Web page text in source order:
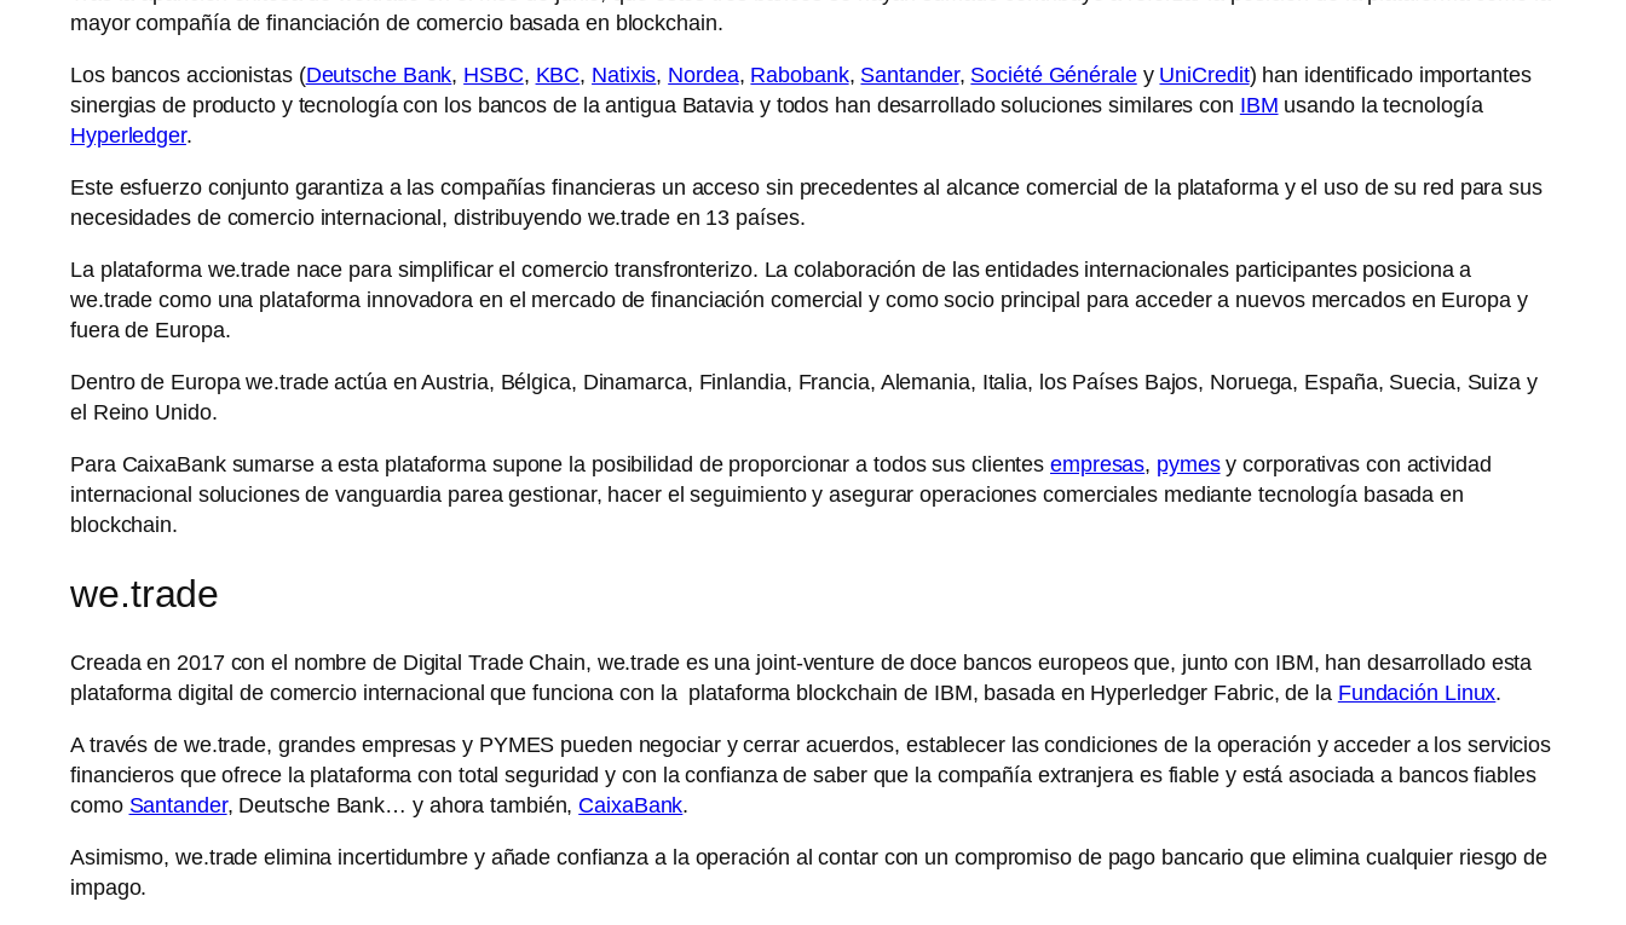
mayor compañía de financiación de comercio basada en blockchain.
Los bancos accionistas (Deutsche Bank, HSBC, KBC, Natixis, Nordea, Rabobank, Santander, Société Généraley UniCredit) han identificado importantes
sinergias de producto y tecnología con los bancos de la antigua Batavia y todos han desarrollado soluciones similares con IBM usando la tecnología
Hyperledger.
Este esfuerzo conjunto garantiza a las compañías financieras un acceso sin precedentes al alcance comercial de la plataforma y el uso de su red para sus
necesidades de comercio internacional, distribuyendo we.trade en 13 países.
La plataforma we.trade nace para simplificar el comercio transfronterizo. La colaboración de las entidades internacionales participantes posiciona a
we.trade como una plataforma innovadora en el mercado de financiación comercial y como socio principal para acceder a nuevos mercados en Europa y
fuera de Europa.
Dentro de Europa we.trade actúa en Austria, Bélgica, Dinamarca, Finlandia, Francia, Alemania, Italia, los Países Bajos, Noruega, España, Suecia, Suiza y
el Reino Unido.
Para CaixaBank sumarse a esta plataforma supone la posibilidad de proporcionar a todos sus clientesempresas, pymesy corporativas con actividad
internacional soluciones de vanguardia parea gestionar, hacer el seguimiento y asegurar operaciones comerciales mediante tecnología basada en
blockchain.
we.trade
Creada en 2017 con el nombre de Digital Trade Chain, we.trade es una joint-venture de doce bancos europeos que, junto con IBM, han desarrollado esta
plataforma digital de comercio internacional que funciona con la plataforma blockchain de IBM, basada en Hyperledger Fabric, de la Fundación Linux.
A través de we.trade, grandes empresas y PYMES pueden negociar y cerrar acuerdos, establecer las condiciones de la operación y acceder a los servicios
financieros que ofrece la plataforma con total seguridad y con la confianza de saber que la compañía extranjera es fiable y está asociada a bancos fiables
como Santander, Deutsche Bank… y ahora también, CaixaBank.
Asimismo, we.trade elimina incertidumbre y añade confianza a la operación al contar con un compromiso de pago bancario que elimina cualquier riesgo de
impago.